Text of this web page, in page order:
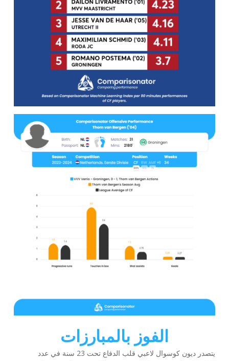
الفوز بالمبارزات
يتصدر ديون كوسوال لاعبي قلب الدفاع تحت 23 سنة في عدد